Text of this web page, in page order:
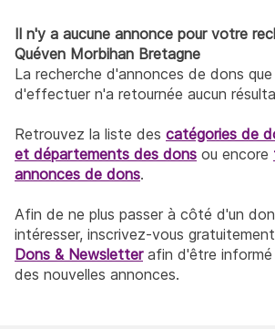
Il n'y a aucune annonce pour votre
Quéven Morbihan Bretagne
La recherche d'annonces de dons
d'effectuer n'a retournée aucun
Retrouvez la liste des catégories de
et départements des dons ou encore
annonces de dons.
Afin de ne plus passer à côté d'un
intéresser, inscrivez-vous
Dons & Newsletterafin d'être informé
des nouvelles annonces.